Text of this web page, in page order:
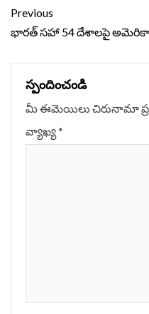
Continue
Reading
Previous
భారత్ సహా 54 దేశాలపై అమెరికా
స్పందించండి
మీ ఈమెయిలు చిరునామా
వ్యాఖ్య*